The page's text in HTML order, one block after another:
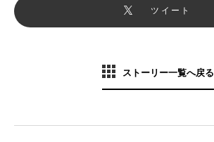
ツイート
ストーリー一覧へ戻る